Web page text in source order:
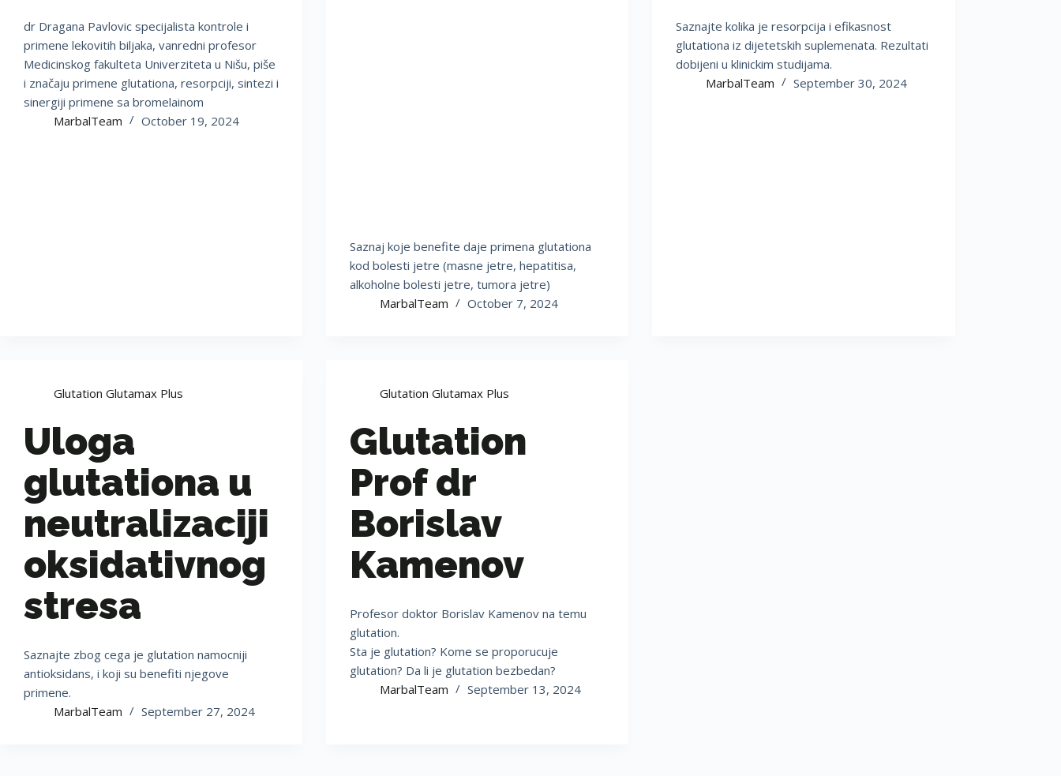
dr Dragana Pavlovic specijalista kontrole i
primene lekovitih biljaka, vanredni profesor
Medicinskog fakulteta Univerziteta u Nišu, piše
i značaju primene glutationa, resorpciji, sintezi i
sinergiji primene sa bromelainom
MarbalTeam
October 19, 2024
Saznaj koje benefite daje primena glutationa
kod bolesti jetre (masne jetre, hepatitisa,
alkoholne bolesti jetre, tumora jetre)
MarbalTeam
October 7, 2024
Saznajte kolika je resorpcija i efikasnost
glutationa iz dijetetskih suplemenata. Rezultati
dobijeni u klinickim studijama.
MarbalTeam
September 30, 2024
Glutation Glutamax Plus
Uloga
glutationa u
neutralizaciji
oksidativnog
stresa
Saznajte zbog cega je glutation namocniji
antioksidans, i koji su benefiti njegove
primene.
MarbalTeam
September 27, 2024
Glutation Glutamax Plus
Glutation
Prof dr
Borislav
Kamenov
Profesor doktor Borislav Kamenov na temu
glutation.
Sta je glutation? Kome se proporucuje
glutation? Da li je glutation bezbedan?
MarbalTeam
September 13, 2024